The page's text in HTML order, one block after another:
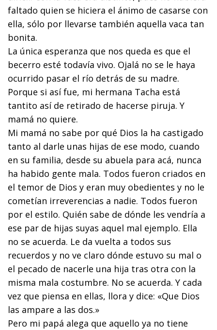
faltado quien se hiciera el ánimo de casarse con
ella, sólo por llevarse también aquella vaca tan
bonita.
La única esperanza que nos queda es que el
becerro esté todavía vivo. Ojalá no se le haya
ocurrido pasar el río detrás de su madre.
Porque si así fue, mi hermana Tacha está
tantito así de retirado de hacerse piruja. Y
mamá no quiere.
Mi mamá no sabe por qué Dios la ha castigado
tanto al darle unas hijas de ese modo, cuando
en su familia, desde su abuela para acá, nunca
ha habido gente mala. Todos fueron criados en
el temor de Dios y eran muy obedientes y no le
cometían irreverencias a nadie. Todos fueron
por el estilo. Quién sabe de dónde les vendría a
ese par de hijas suyas aquel mal ejemplo. Ella
no se acuerda. Le da vuelta a todos sus
recuerdos y no ve claro dónde estuvo su mal o
el pecado de nacerle una hija tras otra con la
misma mala costumbre. No se acuerda. Y cada
vez que piensa en ellas, llora y dice: «Que Dios
las ampare a las dos.»
Pero mi papá alega que aquello ya no tiene